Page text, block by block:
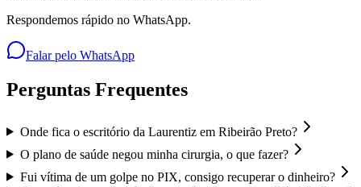
Respondemos rápido no WhatsApp.
Falar pelo WhatsApp
Perguntas Frequentes
Onde fica o escritório da Laurentiz em Ribeirão Preto?
O plano de saúde negou minha cirurgia, o que fazer?
Fui vítima de um golpe no PIX, consigo recuperar o dinheiro?